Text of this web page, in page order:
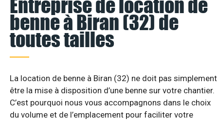
Entreprise de location de
benne à Biran (32) de
toutes tailles
La location de benne à Biran (32) ne doit pas simplement
être la mise à disposition d’une benne sur votre chantier.
C’est pourquoi nous vous accompagnons dans le choix
du volume et de l’emplacement pour faciliter votre